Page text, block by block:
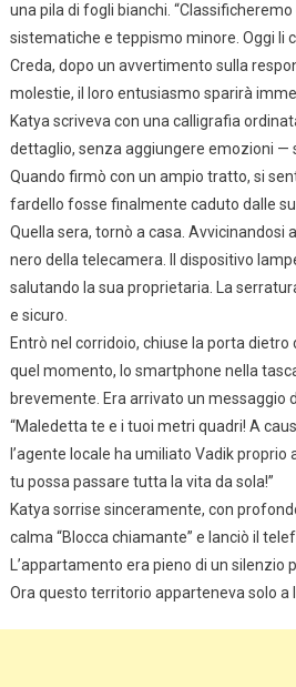
una pila di fogli bianchi.
sistematiche e teppismo minore. Oggi li
Creda, dopo un avvertimento sulla
molestie, il loro entusiasmo sparirà
Katya scriveva con una calligrafia
dettaglio, senza aggiungere emozioni —
Quando firmò con un ampio tratto, si
fardello fosse finalmente caduto dalle
Quella sera, tornò a casa. Avvicinandosi
nero della telecamera. Il dispositivo
salutando la sua proprietaria. La
e sicuro.
Entrò nel corridoio, chiuse la porta dietro
quel momento, lo smartphone nella
brevemente. Era arrivato un messaggio
“Maledetta te e i tuoi metri quadri! A
l’agente locale ha umiliato Vadik proprio
tu possa passare tutta la vita da sola!”
Katya sorrise sinceramente, con
calma “Blocca chiamante” e lanciò il
L’appartamento era pieno di un silenzio
Ora questo territorio apparteneva solo a